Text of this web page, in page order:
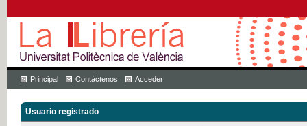
Principal Contáctenos Acceder
Usuario registrado